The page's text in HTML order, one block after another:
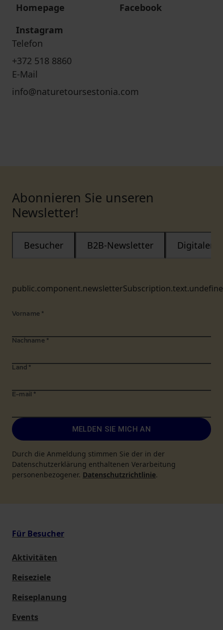
Homepage
Facebook
Instagram
Telefon
+372 518 8860
E-Mail
info@naturetoursestonia.com
Abonnieren Sie unseren
Newsletter!
Besucher B2B-Newsletter Digitaler
Vorname *
Nachname *
Land *
E-mail *
MELDEN SIE MICH AN
Durch die Anmeldung stimmen Sie der in der
Datenschutzerklärung enthaltenen Verarbeitung
personenbezogener. Datenschutzrichtlinie.
Für Besucher
Aktivitäten
Reiseziele
Reiseplanung
Events